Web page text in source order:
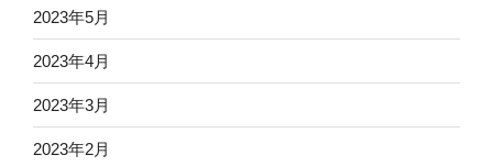
2023年5月
2023年4月
2023年3月
2023年2月